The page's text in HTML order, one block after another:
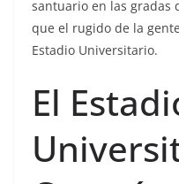
santuario en las gradas
que el rugido de la
Estadio Universitario.
El